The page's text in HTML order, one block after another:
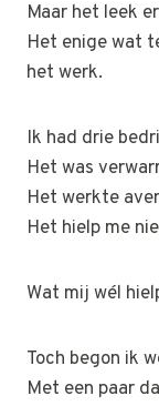
Maar het leek
Het enige wat
het werk.
Ik had drie
Het was
Het werkte
Het hielp me
Wat mij wél
Toch begon ik
Met een paar